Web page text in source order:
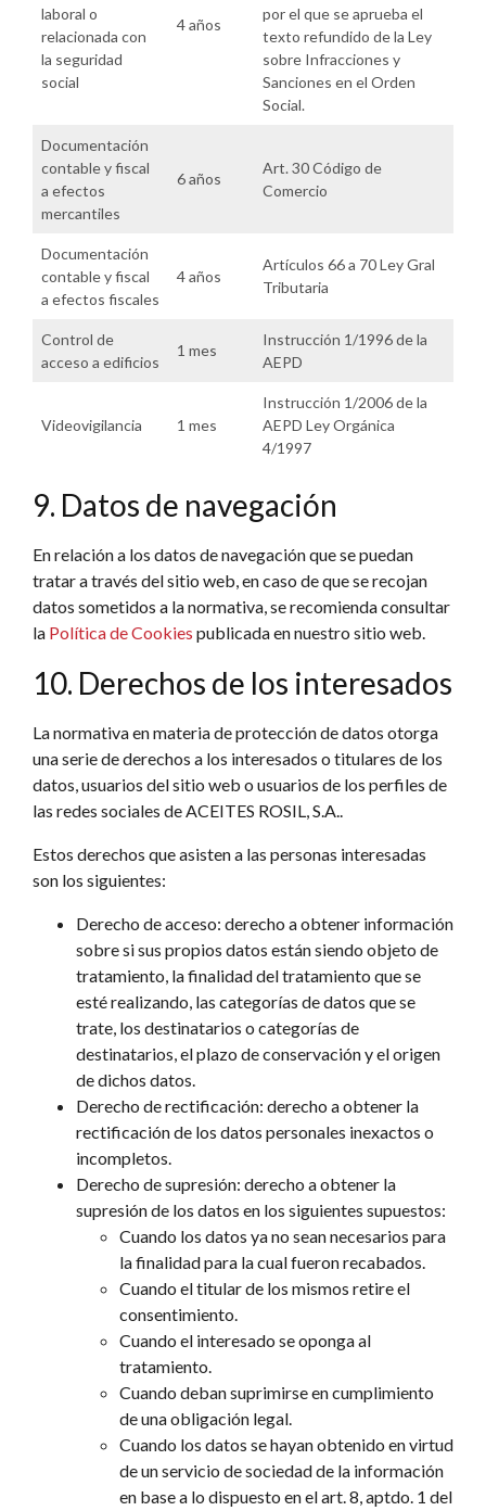
laboral o
relacionada con
la seguridad
social
4 años
por el que se aprueba el
texto refundido de la Ley
sobre Infracciones y
Sanciones en el Orden
Social.
Documentación
contable y fiscal
a efectos
mercantiles
6 años
Art. 30 Código de
Comercio
Documentación
contable y fiscal
a efectos fiscales
4 años
Artículos 66 a 70 Ley Gral
Tributaria
Control de
acceso a edificios
1 mes
Instrucción 1/1996 de la
AEPD
Videovigilancia 1 mes
Instrucción 1/2006 de la
AEPD Ley Orgánica
4/1997
9. Datos de navegación
En relación a los datos de navegación que se puedan
tratar a través del sitio web, en caso de que se recojan
datos sometidos a la normativa, se recomienda consultar
la Política de Cookies publicada en nuestro sitio web.
10. Derechos de los interesados
La normativa en materia de protección de datos otorga
una serie de derechos a los interesados o titulares de los
datos, usuarios del sitio web o usuarios de los perfiles de
las redes sociales de ACEITES ROSIL, S.A..
Estos derechos que asisten a las personas interesadas
son los siguientes:
Derecho de acceso: derecho a obtener información
sobre si sus propios datos están siendo objeto de
tratamiento, la finalidad del tratamiento que se
esté realizando, las categorías de datos que se
trate, los destinatarios o categorías de
destinatarios, el plazo de conservación y el origen
de dichos datos.
Derecho de rectificación: derecho a obtener la
rectificación de los datos personales inexactos o
incompletos.
Derecho de supresión: derecho a obtener la
supresión de los datos en los siguientes supuestos:
Cuando los datos ya no sean necesarios para
la finalidad para la cual fueron recabados.
Cuando el titular de los mismos retire el
consentimiento.
Cuando el interesado se oponga al
tratamiento.
Cuando deban suprimirse en cumplimiento
de una obligación legal.
Cuando los datos se hayan obtenido en virtud
de un servicio de sociedad de la información
en base a lo dispuesto en el art. 8, aptdo. 1 del